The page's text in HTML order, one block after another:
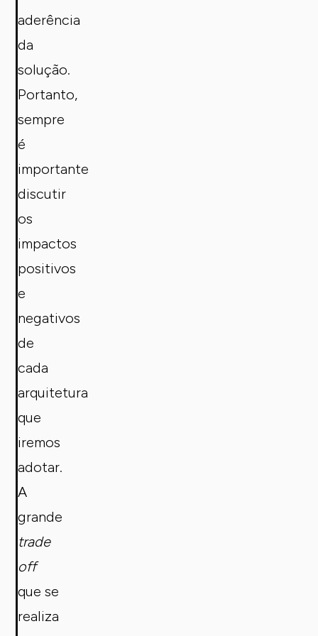
aderência
da
solução.
Portanto,
sempre
é
importante
discutir
os
impactos
positivos
e
negativos
de
cada
arquitetura
que
iremos
adotar.
A
grande
trade
off
que se
realiza